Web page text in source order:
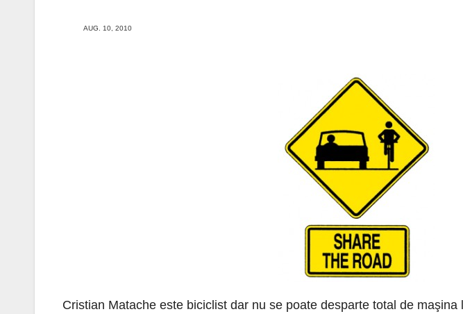
AUG. 10, 2010
Cristian Matache este biciclist dar nu se poate desparte total de maşina